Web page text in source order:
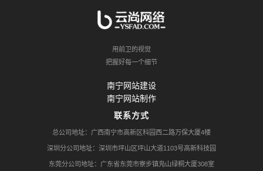
用前卫的视觉
把握好每一个细节
南宁网站建设
南宁网站制作
联系方式
总公司地址：广西南宁市高新区科园西二路万保大厦4楼
深圳分公司地址：深圳市坪山区坪山大道1103号高新科技园
东莞分公司地址：广东省东莞市寮步镇凫山绿桐大厦308室